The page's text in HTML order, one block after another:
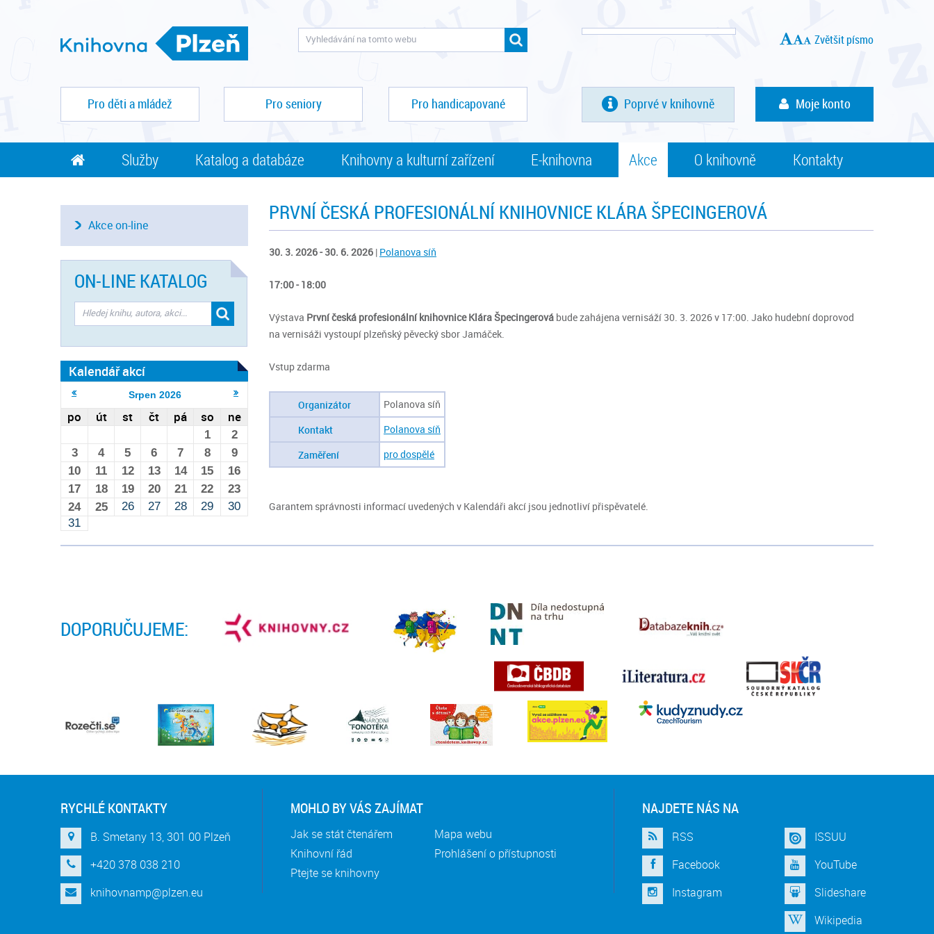
Zvětšit písmo
Pro děti a mládež Pro seniory Pro handicapované Poprvé v knihovně Moje konto
Služby Katalog a databáze Knihovny a kulturní zařízení E-knihovna Akce O knihovně Kontakty
PRVNÍ ČESKÁ PROFESIONÁLNÍ KNIHOVNICE KLÁRA ŠPECINGEROVÁ
30. 3. 2026 - 30. 6. 2026 | Polanova síň
17:00 - 18:00
Výstava První česká profesionální knihovnice Klára Špecingerová bude zahájena vernisáží 30. 3. 2026 v 17:00. Jako hudební doprovod
na vernisáži vystoupí plzeňský pěvecký sbor Jamáček.
Vstup zdarma
Organizátor
Polanova síň
Kontakt
Polanova síň
Zaměření
pro dospělé
Garantem správnosti informací uvedených v Kalendáři akcí jsou jednotliví přispěvatelé.
Akce on-line
ON-LINE KATALOG
Kalendář akcí
Srpen 2026
po út st čt pá so ne
1
2
3
4 5 6 7 8
9
10
11 12 13 14 15
16
17
18 19 20 21 22
23
24
25 26 27 28 29
30
31
DOPORUČUJEME:
RYCHLÉ KONTAKTY
B. Smetany 13, 301 00 Plzeň
+420 378 038 210
knihovnamp@plzen.eu
MOHLO BY VÁS ZAJÍMAT
Jak se stát čtenářem
Knihovní řád
Ptejte se knihovny
Mapa webu
Prohlášení o přístupnosti
NAJDETE NÁS NA
RSS
Facebook
Instagram
ISSUU
YouTube
Slideshare
Wikipedia